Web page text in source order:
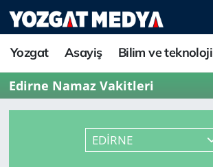
Yozgat Asayiş Bilim ve teknoloji
Edirne Namaz Vakitleri
EDİRNE